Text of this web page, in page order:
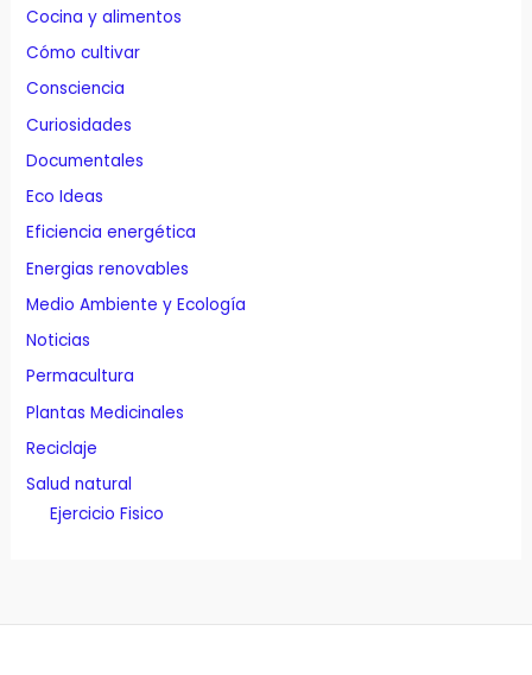
Cocina y alimentos
Cómo cultivar
Consciencia
Curiosidades
Documentales
Eco Ideas
Eficiencia energética
Energias renovables
Medio Ambiente y Ecología
Noticias
Permacultura
Plantas Medicinales
Reciclaje
Salud natural
Ejercicio Fisico